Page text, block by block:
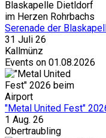
Serenade der
31 Juli 26
Kallmünz
Events on 01.08.2026
"Metal United Fest"
1 Aug. 26
Obertraubling